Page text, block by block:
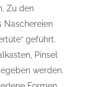
Zu den
Naschereien
geführt.
Pinsel
werden.